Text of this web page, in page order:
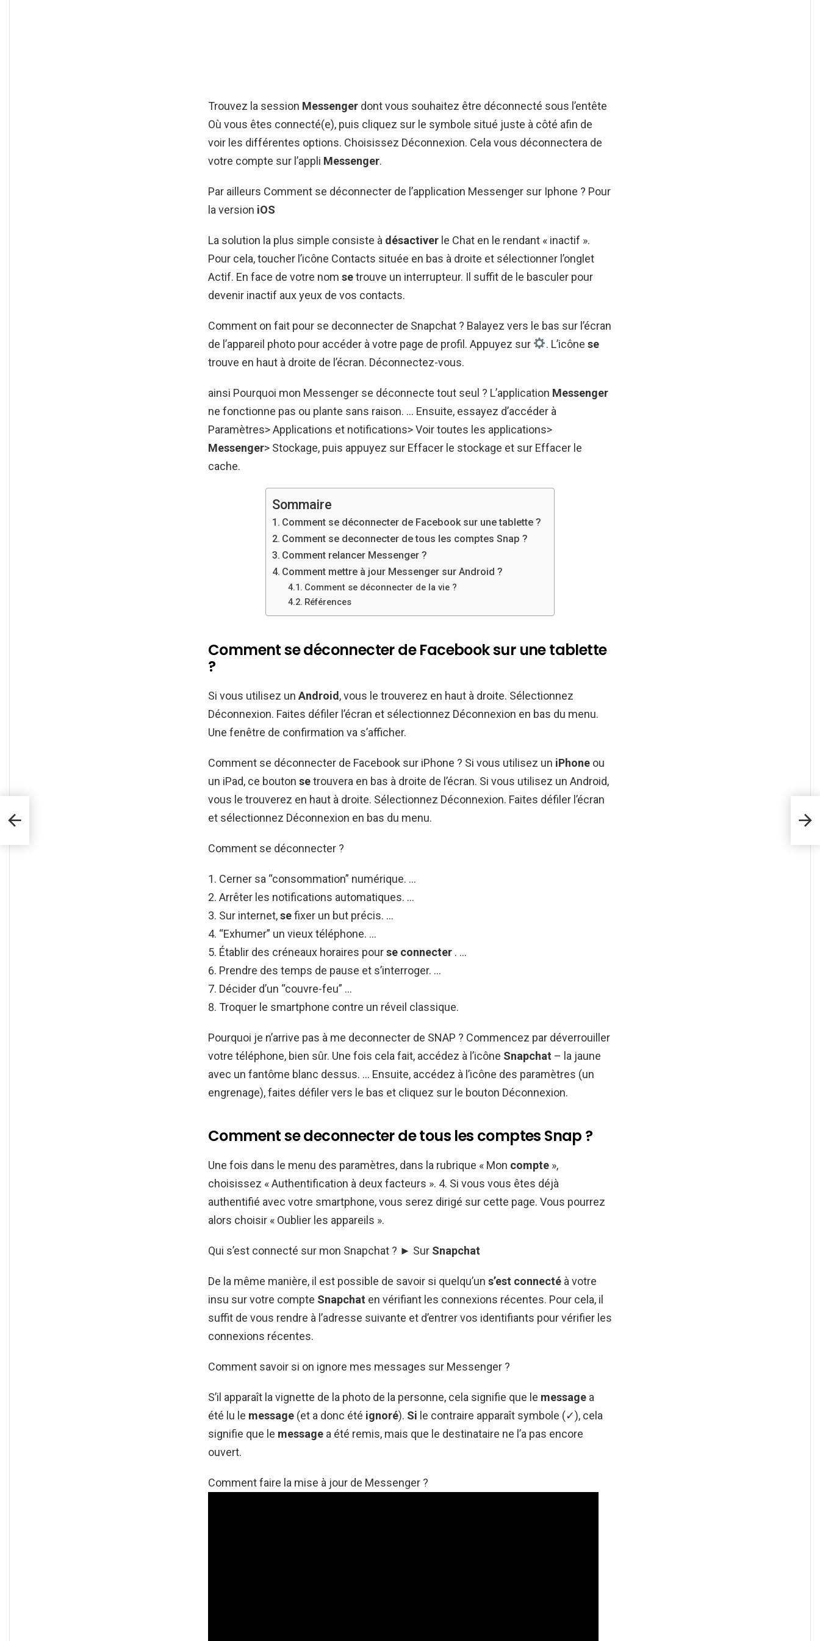
Trouvez la session Messenger dont vous souhaitez être déconnecté sous l’entête
Où vous êtes connecté(e), puis cliquez sur le symbole situé juste à côté afin de
voir les différentes options. Choisissez Déconnexion. Cela vous déconnectera de
votre compte sur l’appli Messenger.
Par ailleurs Comment se déconnecter de l’application Messenger sur Iphone ? Pour
la version iOS
La solution la plus simple consiste à désactiver le Chat en le rendant « inactif ».
Pour cela, toucher l’icône Contacts située en bas à droite et sélectionner l’onglet
Actif. En face de votre nom setrouve un interrupteur. Il suffit de le basculer pour
devenir inactif aux yeux de vos contacts.
Comment on fait pour se deconnecter de Snapchat ? Balayez vers le bas sur l’écran
de l’appareil photo pour accéder à votre page de profil. Appuyez sur
. L’icône se
trouve en haut à droite de l’écran. Déconnectez-vous.
ainsi Pourquoi mon Messenger se déconnecte tout seul ? L’application Messenger
ne fonctionne pas ou plante sans raison. … Ensuite, essayez d’accéder à
Paramètres> Applications et notifications> Voir toutes les applications>
Messenger> Stockage, puis appuyez sur Effacer le stockage et sur Effacer le
cache.
Sommaire
Comment se déconnecter de Facebook sur une tablette ?
Comment se deconnecter de tous les comptes Snap ?
Comment relancer Messenger ?
Comment mettre à jour Messenger sur Android ?
Comment se déconnecter de la vie ?
Références
Comment se déconnecter de Facebook sur une tablette
?
Si vous utilisez un Android, vous le trouverez en haut à droite. Sélectionnez
Déconnexion. Faites défiler l’écran et sélectionnez Déconnexion en bas du menu.
Une fenêtre de confirmation va s’afficher.
Comment se déconnecter de Facebook sur iPhone ? Si vous utilisez un iPhone ou
un iPad, ce bouton setrouvera en bas à droite de l’écran. Si vous utilisez un Android,
vous le trouverez en haut à droite. Sélectionnez Déconnexion. Faites défiler l’écran
et sélectionnez Déconnexion en bas du menu.
Comment se déconnecter ?
Cerner sa “consommation” numérique. …
Arrêter les notifications automatiques. …
Sur internet,sefixer un but précis. …
“Exhumer” un vieux téléphone. …
Établir des créneaux horaires pourse connecter . …
Prendre des temps de pause et s’interroger. …
Décider d’un “couvre-feu” …
Troquer le smartphone contre un réveil classique.
Pourquoi je n’arrive pas à me deconnecter de SNAP ? Commencez par déverrouiller
votre téléphone, bien sûr. Une fois cela fait, accédez à l’icône Snapchat – la jaune
avec un fantôme blanc dessus. … Ensuite, accédez à l’icône des paramètres (un
engrenage), faites défiler vers le bas et cliquez sur le bouton Déconnexion.
Comment se deconnecter de tous les comptes Snap ?
Une fois dans le menu des paramètres, dans la rubrique « Mon compte »,
choisissez « Authentification à deux facteurs ». 4. Si vous vous êtes déjà
authentifié avec votre smartphone, vous serez dirigé sur cette page. Vous pourrez
alors choisir « Oublier les appareils ».
Qui s’est connecté sur mon Snapchat ? ► Sur Snapchat
De la même manière, il est possible de savoir si quelqu’un s’est connecté à votre
insu sur votre compte Snapchat en vérifiant les connexions récentes. Pour cela, il
suffit de vous rendre à l’adresse suivante et d’entrer vos identifiants pour vérifier les
connexions récentes.
Comment savoir si on ignore mes messages sur Messenger ?
S’il apparaît la vignette de la photo de la personne, cela signifie que le message a
été lu le message (et a donc été ignoré). Si le contraire apparaît symbole (✓), cela
signifie que le message a été remis, mais que le destinataire ne l’a pas encore
ouvert.
Comment faire la mise à jour de Messenger ?